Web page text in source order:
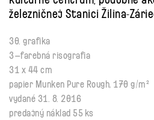
železničnej Stanici Žilina-
30. grafika
3–farebná risografia
31 x 44 cm
papier Munken Pure Rough, 170 g/m²
vydané 31. 8. 2016
predajný náklad 55 ks